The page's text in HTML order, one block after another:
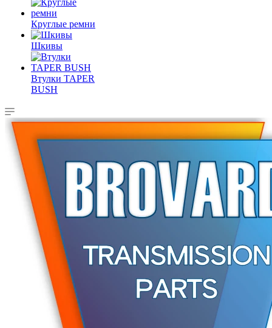
Круглые ремни
Шкивы
Втулки TAPER
BUSH